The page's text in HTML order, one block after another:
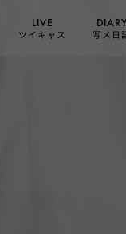
LIVE
ツイキャス
DIARY
写メ日